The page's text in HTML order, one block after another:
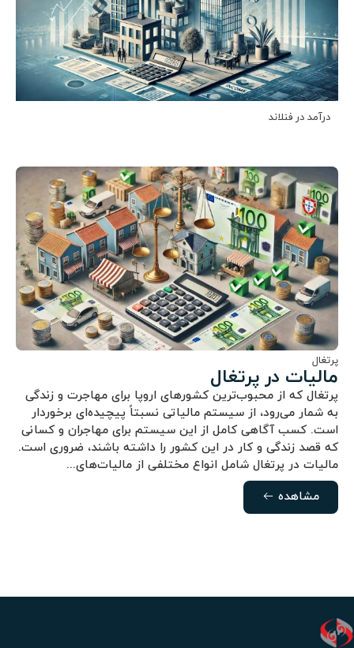
درآمد در فنلاند
پرتغال
مالیات در پرتغال
پرتغال که از محبوب‌ترین کشورهای اروپا برای مهاجرت و زندگی
به شمار می‌رود، از سیستم مالیاتی نسبتاً پیچیده‌ای برخوردار
است. کسب آگاهی کامل از این سیستم برای مهاجران و کسانی
که قصد زندگی و کار در این کشور را داشته باشند، ضروری است.
مالیات در پرتغال شامل انواع مختلفی از مالیات‌های...
مشاهده